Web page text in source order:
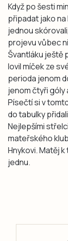
Když po šesti
připadat jako
jednou
projevu vůbec
Švantláku ještě
lovil míček ze
perioda jenom
jenom čtyři góly
Písečtí si v
do tabulky
Nejlepšími
mateřského
Hnykovi. Matěj
jednu.